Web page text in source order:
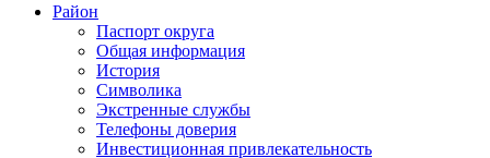
Район
Паспорт округа
Общая информация
История
Символика
Экстренные службы
Телефоны доверия
Инвестиционная привлекательность